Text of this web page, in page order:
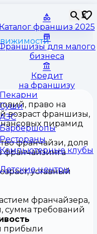
⏳
Каталог франшиз 2025
для малого
бизнеса
Кредит
на франшизу
Пекарни
Суши
АЗС
Барбершопы
Рестораны
Компьютерные клубы
Детские центры
право на
возраст франшизы,
пирамид
франчайзи, доля
франчайзинга
уставный
франчайзера,
сумма требований
прибыли